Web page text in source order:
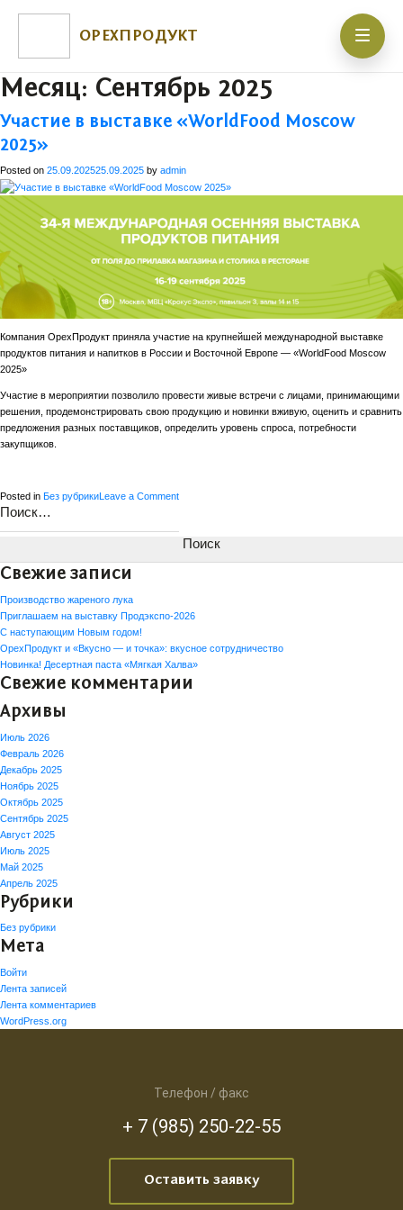
ОРЕХПРОДУКТ
Месяц: Сентябрь 2025
Участие в выставке «WorldFood Moscow
2025»
Posted on 25.09.202525.09.2025 by admin
Компания ОрехПродукт приняла участие на крупнейшей международной выставке
продуктов питания и напитков в России и Восточной Европе — «WorldFood Moscow
2025»
Участие в мероприятии позволило провести живые встречи с лицами, принимающими
решения, продемонстрировать свою продукцию и новинки вживую, оценить и сравнить
предложения разных поставщиков, определить уровень спроса, потребности
закупщиков.
Posted in Без рубрикиLeave a Commenton
выставке
Найти:
Свежие записи
Производство жареного лука
Приглашаем на выставку Продэкспо-2026
С наступающим Новым годом!
ОрехПродукт и «Вкусно — и точка»: вкусное сотрудничество
Новинка! Десертная паста «Мягкая Халва»
Свежие комментарии
Архивы
Июль 2026
Февраль 2026
Декабрь 2025
Ноябрь 2025
Октябрь 2025
Сентябрь 2025
Август 2025
Июль 2025
Май 2025
Апрель 2025
Рубрики
Без рубрики
Мета
Войти
Лента записей
Лента комментариев
WordPress.org
Телефон / факс
+ 7 (985) 250-22-55
Оставить заявку